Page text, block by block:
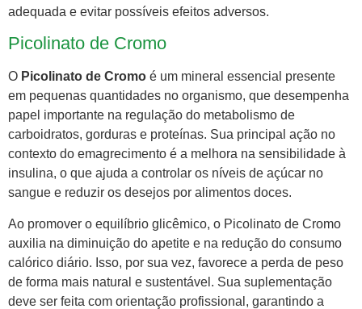
adequada e evitar possíveis efeitos adversos.
Picolinato de Cromo
O Picolinato de Cromo é um mineral essencial presente
em pequenas quantidades no organismo, que desempenha
papel importante na regulação do metabolismo de
carboidratos, gorduras e proteínas. Sua principal ação no
contexto do emagrecimento é a melhora na sensibilidade à
insulina, o que ajuda a controlar os níveis de açúcar no
sangue e reduzir os desejos por alimentos doces.
Ao promover o equilíbrio glicêmico, o Picolinato de Cromo
auxilia na diminuição do apetite e na redução do consumo
calórico diário. Isso, por sua vez, favorece a perda de peso
de forma mais natural e sustentável. Sua suplementação
deve ser feita com orientação profissional, garantindo a